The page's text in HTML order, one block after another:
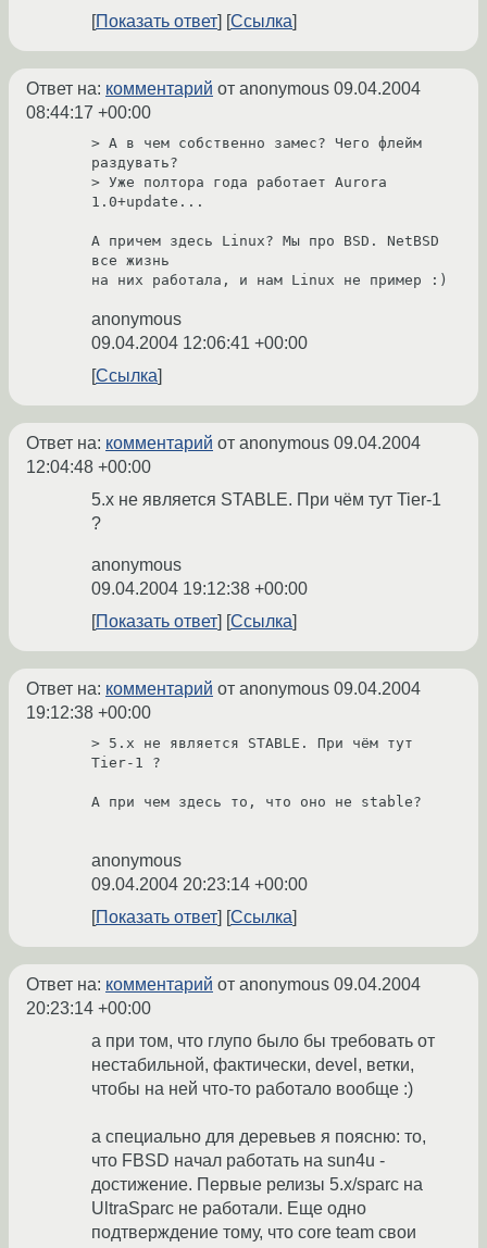
Показать ответ
Ссылка
Ответ на: комментарий от anonymous 09.04.2004
08:44:17 +00:00
> А в чем собственно замес? Чего флейм
раздувать?
> Уже полтора года работает Aurora
1.0+update...
А причем здесь Linux? Мы про BSD. NetBSD
все жизнь
anonymous
09.04.2004 12:06:41 +00:00
Ссылка
Ответ на: комментарий от anonymous 09.04.2004
12:04:48 +00:00
5.x не является STABLE. При чём тут Tier-1
?
anonymous
09.04.2004 19:12:38 +00:00
Показать ответ
Ссылка
Ответ на: комментарий от anonymous 09.04.2004
19:12:38 +00:00
> 5.x не является STABLE. При чём тут
Tier-1 ?
А при чем здесь то, что оно не stable?
anonymous
09.04.2004 20:23:14 +00:00
Показать ответ
Ссылка
Ответ на: комментарий от anonymous 09.04.2004
20:23:14 +00:00
а при том, что глупо было бы требовать от
нестабильной, фактически, devel, ветки,
чтобы на ней что-то работало вообще :)
а специально для деревьев я поясню: то,
что FBSD начал работать на sun4u -
достижение. Первые релизы 5.x/sparc на
UltraSparc не работали. Еще одно
подтверждение тому, что core team свои